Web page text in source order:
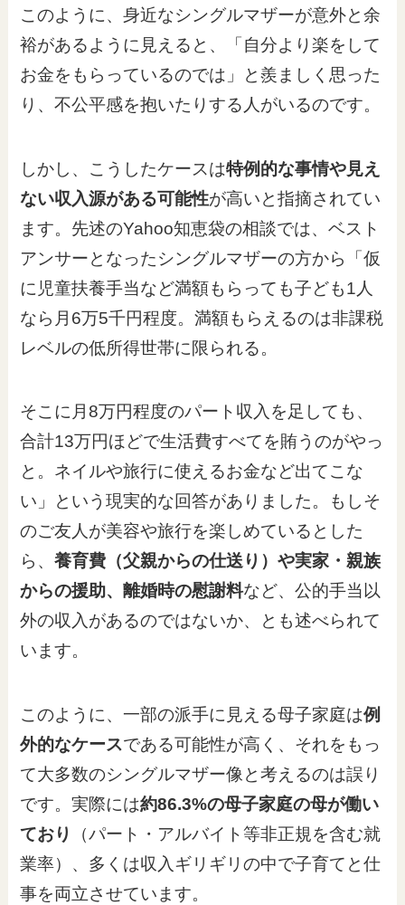
このように、身近なシングルマザーが意外と余
裕があるように見えると、「自分より楽をして
お金をもらっているのでは」と羨ましく思った
り、不公平感を抱いたりする人がいるのです。
しかし、こうしたケースは特例的な事情や見え
ない収入源がある可能性が高いと指摘されてい
ます。先述のYahoo知恵袋の相談では、ベスト
アンサーとなったシングルマザーの方から「仮
に児童扶養手当など満額もらっても子ども1人
なら月6万5千円程度。満額もらえるのは非課税
レベルの低所得世帯に限られる。
そこに月8万円程度のパート収入を足しても、
合計13万円ほどで生活費すべてを賄うのがやっ
と。ネイルや旅行に使えるお金など出てこな
い」という現実的な回答がありました。もしそ
のご友人が美容や旅行を楽しめているとした
ら、養育費（父親からの仕送り）や実家・親族
からの援助、離婚時の慰謝料など、公的手当以
外の収入があるのではないか、とも述べられて
います。
このように、一部の派手に見える母子家庭は例
外的なケースである可能性が高く、それをもっ
て大多数のシングルマザー像と考えるのは誤り
です。実際には約86.3%の母子家庭の母が働い
ており
（パート・アルバイト等非正規を含む就
業率）、多くは収入ギリギリの中で子育てと仕
事を両立させています。